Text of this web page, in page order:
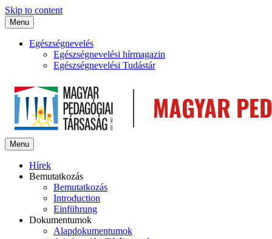
Skip to content
Menu
Egészségnevelés
Egészségnevelési hírmagazin
Egészségnevelési Tudástár
Menu
Hírek
Bemutatkozás
Bemutatkozás
Introduction
Einführung
Dokumentumok
Alapdokumentumok